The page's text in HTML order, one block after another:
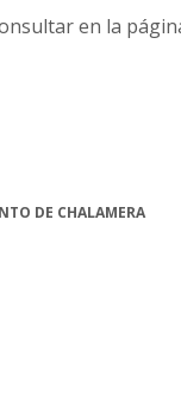
en la
DE CHALAMERA